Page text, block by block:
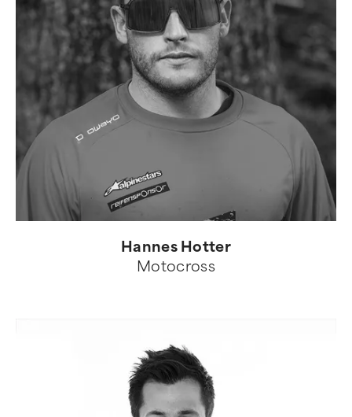
Hannes Hotter
Motocross